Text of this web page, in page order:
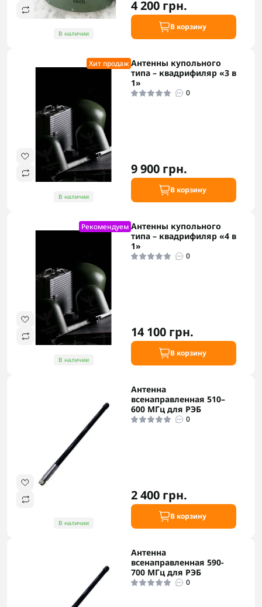
В наличии
4 200 грн.
В корзину
Хит продаж
В наличии
Антенны купольного
типа – квадрифиляр «3 в
1»
0
9 900 грн.
В корзину
Рекомендуем
В наличии
Антенны купольного
типа – квадрифиляр «4 в
1»
0
14 100 грн.
В корзину
В наличии
Антенна
всенаправленная 510–
600 МГц для РЭБ
0
2 400 грн.
В корзину
Антенна
всенаправленная 590-
700 МГц для РЭБ
0